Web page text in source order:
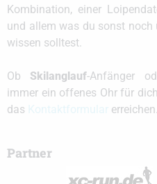
Kombination, einer
und allem was du sonst noch
wissen solltest.
Ob Skilanglauf-Anfänger
immer ein offenes Ohr für
das
erreichen.
Partner